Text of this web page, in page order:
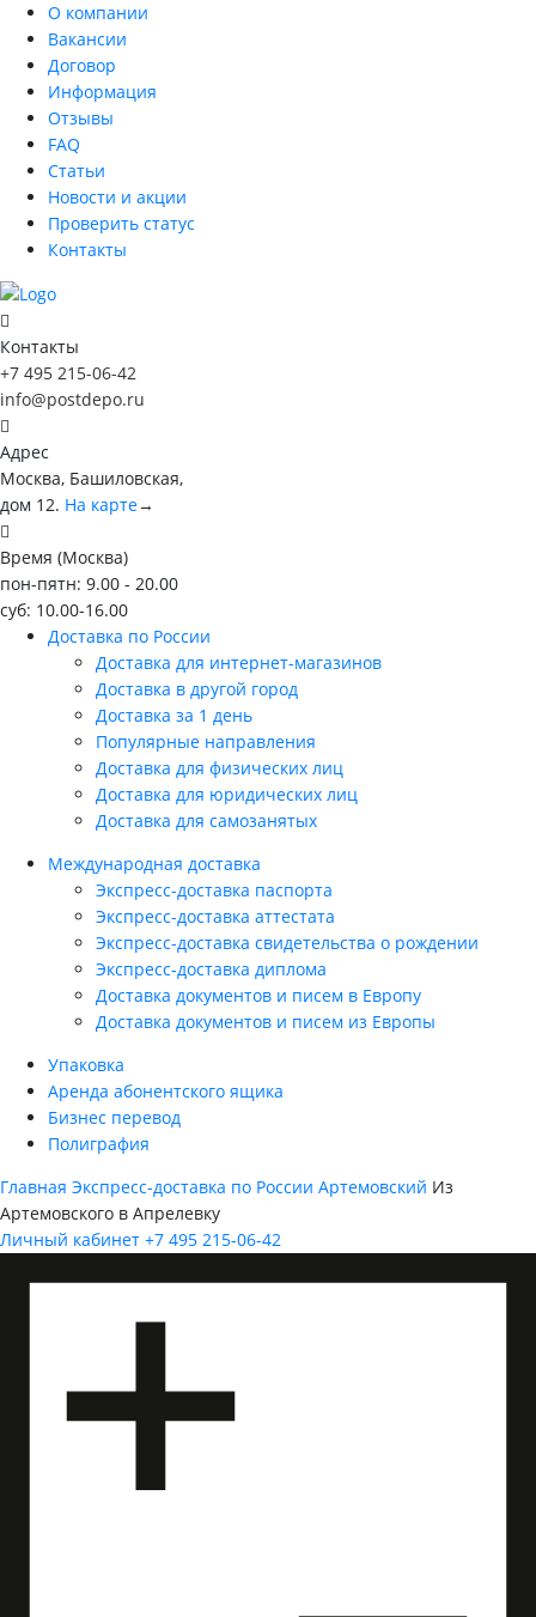
О компании
Вакансии
Договор
Информация
Отзывы
FAQ
Статьи
Новости и акции
Проверить статус
Контакты
Контакты
+7 495 215-06-42
info@postdepo.ru
Адрес
Москва, Башиловская,
дом 12. На карте→
Время (Москва)
пон-пятн: 9.00 - 20.00
суб: 10.00-16.00
Доставка по России
Доставка для интернет-магазинов
Доставка в другой город
Доставка за 1 день
Популярные направления
Доставка для физических лиц
Доставка для юридических лиц
Доставка для самозанятых
Международная доставка
Экспресс-доставка паспорта
Экспресс-доставка аттестата
Экспресс-доставка свидетельства о рождении
Экспресс-доставка диплома
Доставка документов и писем в Европу
Доставка документов и писем из Европы
Упаковка
Аренда абонентского ящика
Бизнес перевод
Полиграфия
Главная Экспресс-доставка по России Артемовский Из
Артемовского в Апрелевку
Личный кабинет +7 495 215-06-42